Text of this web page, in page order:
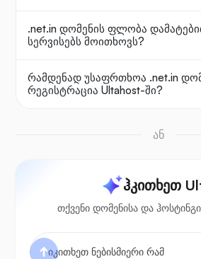
.net.in დომენის ფლობა
სერვისებს მოითხოვს?
რამდენად უსაფრთხოა .net.in
რეგისტრაცია Ultahost-ში?
ან
ჰკითხეთ
თქვენი დომენისა და